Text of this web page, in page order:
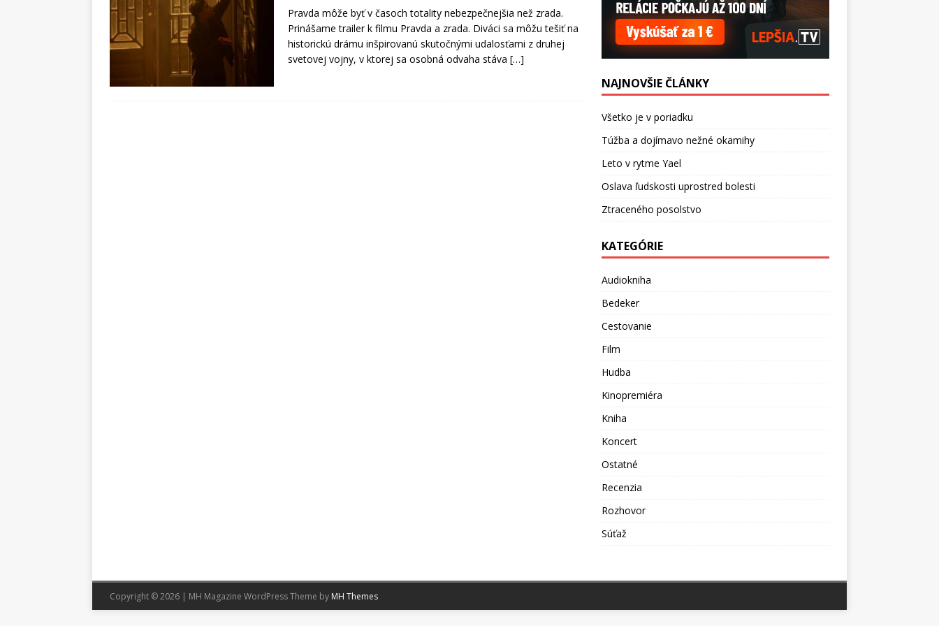
Pravda môže byť v časoch totality nebezpečnejšia než zrada.
Prinášame trailer k filmu Pravda a zrada. Diváci sa môžu tešiť na
historickú drámu inšpirovanú skutočnými udalosťami z druhej
svetovej vojny, v ktorej sa osobná odvaha stáva […]
NAJNOVŠIE ČLÁNKY
Všetko je v poriadku
Túžba a dojímavo nežné okamihy
Leto v rytme Yael
Oslava ľudskosti uprostred bolesti
Ztraceného posolstvo
KATEGÓRIE
Audiokniha
Bedeker
Cestovanie
Film
Hudba
Kinopremiéra
Kniha
Koncert
Ostatné
Recenzia
Rozhovor
Súťaž
Copyright © 2026 | MH Magazine WordPress Theme by MH Themes